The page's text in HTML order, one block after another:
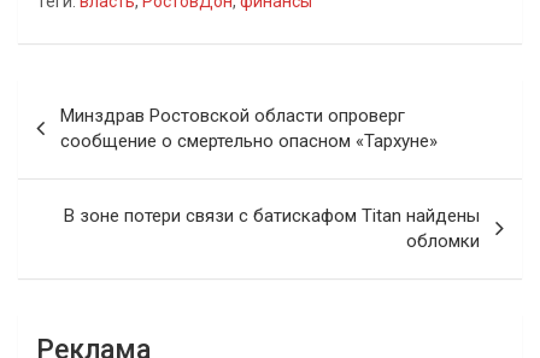
по
записям
Минздрав Ростовской области опроверг
сообщение о смертельно опасном «Тархуне»
В зоне потери связи с батискафом Titan найдены
обломки
Реклама